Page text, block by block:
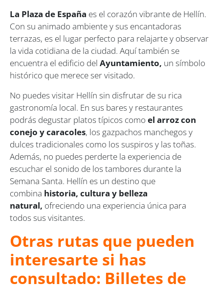
La Plaza de España es el corazón vibrante de Hellín.
Con su animado ambiente y sus encantadoras
terrazas, es el lugar perfecto para relajarte y observar
la vida cotidiana de la ciudad. Aquí también se
encuentra el edificio del Ayuntamiento, un símbolo
histórico que merece ser visitado.
No puedes visitar Hellín sin disfrutar de su rica
gastronomía local. En sus bares y restaurantes
podrás degustar platos típicos como el arroz con
conejo y caracoles, los gazpachos manchegos y
dulces tradicionales como los suspiros y las toñas.
Además, no puedes perderte la experiencia de
escuchar el sonido de los tambores durante la
Semana Santa. Hellín es un destino que
combina historia, cultura y belleza
natural, ofreciendo una experiencia única para
todos sus visitantes.
Otras rutas que pueden
interesarte si has
consultado: Billetes de